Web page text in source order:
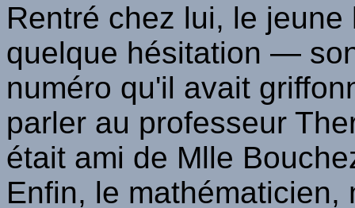
Rentré chez lui, le
quelque hésitation —
numéro qu'il avait
parler au professeur
était ami de Mlle
Enfin, le